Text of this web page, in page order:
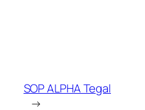
SOP ALPHA Tegal
→